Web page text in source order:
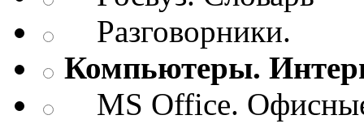
Разговорники.
Компьютеры.
MS Office.